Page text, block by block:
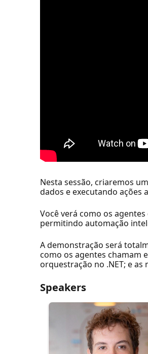
Nesta sessão, criaremos
dados e executando ações
Você verá como os
permitindo automação
A demonstração será
como os agentes chamam
orquestração no .NET; e
Speakers